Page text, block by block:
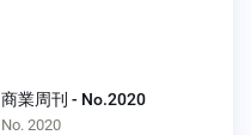
商業周刊 - No.2020
No. 2020